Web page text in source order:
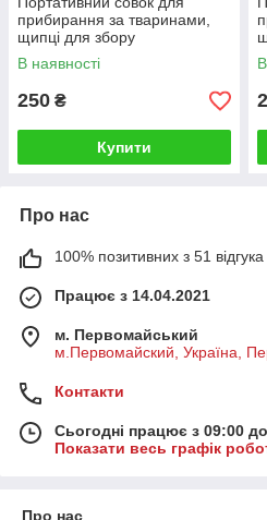
прибирання за тваринами,
щипці для збору
екскрементів собак і котів
Зелений
В наявності
250 ₴
Купити
Про нас
100% позитивних з 51 відгука
Працює з 14.04.2021
м. Первомайський
м.Первомайский, Україна,
Контакти
Сьогодні працює з 09:00
Показати весь графік
Про нас